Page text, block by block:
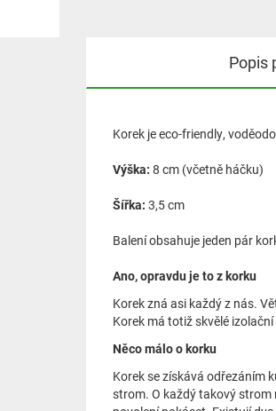
Popis
Korek je eco-friendly,
Výška: 8 cm (včetně háčku)
Šířka: 3,5 cm
Balení obsahuje jeden pár
Ano, opravdu je to z korku
Korek zná asi každý z nás.
Korek má totiž skvělé
Něco málo o korku
Korek se získává odřezáním
strom. O každý takový strom